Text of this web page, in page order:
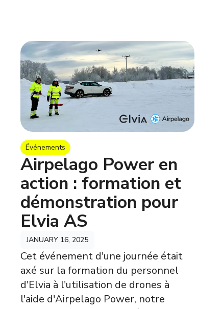
Événements
Airpelago Power en
action : formation et
démonstration pour
Elvia AS
JANUARY 16, 2025
Cet événement d'une journée était
axé sur la formation du personnel
d'Elvia à l'utilisation de drones à
l'aide d'Airpelago Power, notre